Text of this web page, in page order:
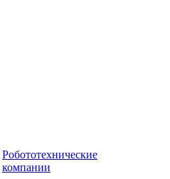
Робототехнические
компании